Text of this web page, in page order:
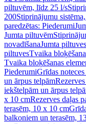
piltuvēm, līdz 25 l/s
200Stiprinājumu
paredzētas: Piederumi
Jumta piltuvēm
novadīšanaJumta piltuves
piltuvesTvaika
Tvaika bloķēšanas
PiederumiGrīdas noteces
un ārpus telpām
iekštelpām un ārpus
x 10 cmRezerves daļas
terasēm, 10 x 10 cm
balkoniem un terasēm,